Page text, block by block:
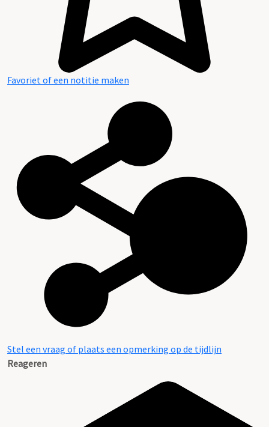
Favoriet of een notitie maken
Stel een vraag of plaats een opmerking op de tijdlijn
Reageren